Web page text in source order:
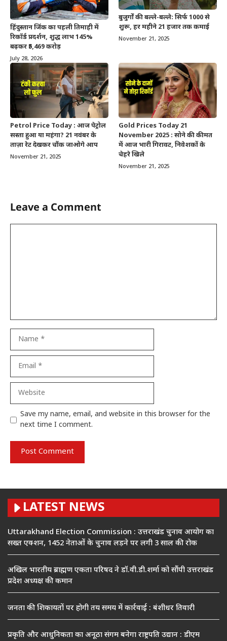
हिंदुस्तान जिंक का पहली तिमाही में
रिकॉर्ड प्रदर्शन, शुद्ध लाभ 145%
बढ़कर ₹5,469 करोड़
July 28, 2026
बुजुर्गों की बल्ले-बल्ले: सिर्फ 1000 से
शुरू, हर महीने 21 हजार तक कमाई
November 21, 2025
Petrol Price Today : आज पेट्रोल
सस्ता हुआ या महंगा? 21 नवंबर के
ताज़ा रेट देखकर चौंक जाओगे आप
November 21, 2025
Gold Prices Today 21
November 2025 : सोने की कीमत
में आज भारी गिरावट, निवेशकों के
चेहरे खिले
November 21, 2025
Leave a Comment
Website
Save my name, email, and website in this browser for the
next time I comment.
LATEST NEWS
Uttarakhand Election Commission : उत्तराखंड चुनाव आयोग का
सख्त एक्शन, 1452 नेताओं के चुनाव लड़ने पर लगी 3 साल की रोक
अखिल भारतीय ब्राह्मण एकता परिषद ने डॉ.वी.डी.शर्मा को सौंपी उत्तराखंड
प्रदेश अध्यक्ष की कमान
जनता की शिकायतों पर होगी तय समय में कार्रवाई : बंशीधर तिवारी
प्रकृति और आधुनिकता का अनूठा संगम बनेगा राष्ट्रपति उद्यान : डीएम